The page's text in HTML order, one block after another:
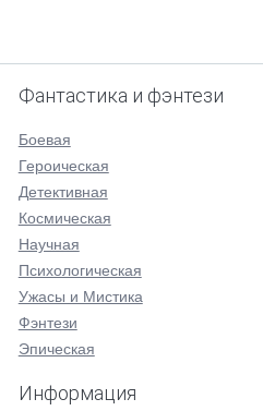
Фантастика и фэнтези
Боевая
Героическая
Детективная
Космическая
Научная
Психологическая
Ужасы и Мистика
Фэнтези
Эпическая
Информация